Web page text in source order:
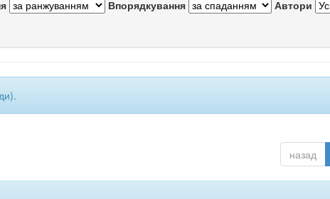
Впорядкування Автори
назад